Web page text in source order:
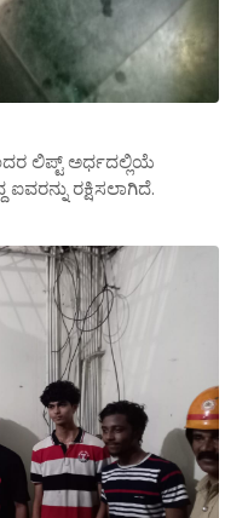
ಲಿಪ್ಟ್ ಅರ್ಧದಲ್ಲಿಯೆ
ರಕ್ಷಿಸಲಾಗಿದೆ.